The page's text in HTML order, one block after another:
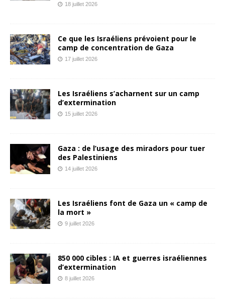
18 juillet 2026
Ce que les Israéliens prévoient pour le
camp de concentration de Gaza
17 juillet 2026
Les Israéliens s’acharnent sur un camp
d’extermination
15 juillet 2026
Gaza : de l’usage des miradors pour tuer
des Palestiniens
14 juillet 2026
Les Israéliens font de Gaza un « camp de
la mort »
9 juillet 2026
850 000 cibles : IA et guerres israéliennes
d’extermination
8 juillet 2026